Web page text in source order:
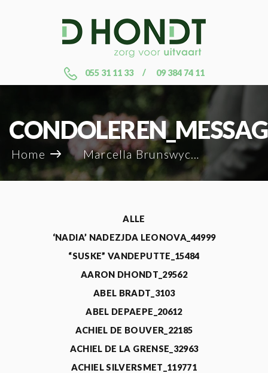
055 31 11 33 09 384 74 11
Home Marcella Brunswyck_62209
ALLE
‘NADIA’ NADEZJDA LEONOVA_44999
“SUSKE” VANDEPUTTE_15484
AARON DHONDT_29562
ABEL BRADT_3103
ABEL DEPAEPE_20612
ACHIEL DE BOUVER_22185
ACHIEL DE LA GRENSE_32963
ACHIEL SILVERSMET_119771